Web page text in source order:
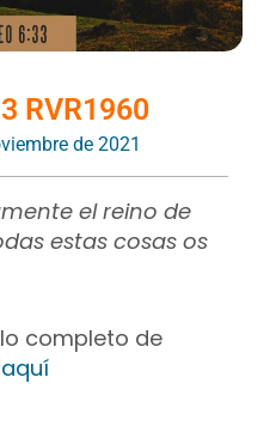
RVR1960
de 2021
el reino de
estas cosas os
completo de
aquí